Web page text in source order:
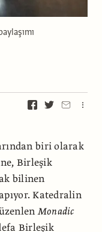
biri olarak
Birleşik
bilinen
Katedralin
Monadic
Birleşik